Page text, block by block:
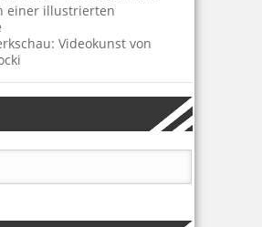
einer illustrierten
Videokunst von